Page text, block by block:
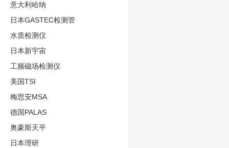
意大利哈纳
日本GASTEC检测管
水质检测仪
日本新宇宙
工频磁场检测仪
美国TSI
梅思安MSA
德国PALAS
奥豪斯天平
日本理研